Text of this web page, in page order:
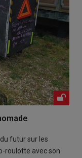
futur sur les
roulotte avec son